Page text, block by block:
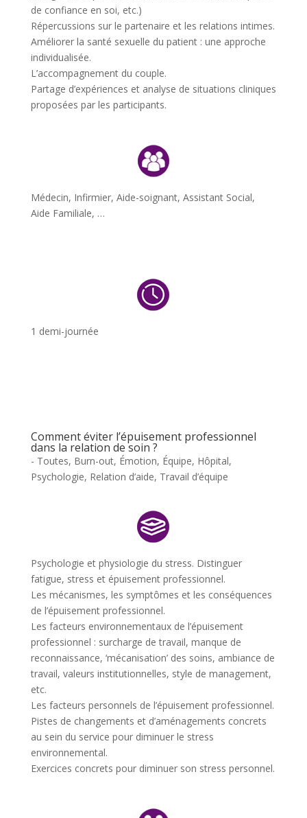
de confiance en soi, etc.)
Répercussions sur le partenaire et les relations intimes.
Améliorer la santé sexuelle du patient : une approche
individualisée.
L’accompagnement du couple.
Partage d’expériences et analyse de situations cliniques
proposées par les participants.
Médecin, Infirmier, Aide-soignant, Assistant Social,
Aide Familiale, …
1 demi-journée
Comment éviter l’épuisement professionnel
dans la relation de soin ?
- Toutes, Burn-out, Émotion, Équipe, Hôpital,
Psychologie, Relation d’aide, Travail d’équipe
Psychologie et physiologie du stress. Distinguer
fatigue, stress et épuisement professionnel.
Les mécanismes, les symptômes et les conséquences
de l’épuisement professionnel.
Les facteurs environnementaux de l’épuisement
professionnel : surcharge de travail, manque de
reconnaissance, ‘mécanisation’ des soins, ambiance de
travail, valeurs institutionnelles, style de management,
etc.
Les facteurs personnels de l’épuisement professionnel.
Pistes de changements et d’aménagements concrets
au sein du service pour diminuer le stress
environnemental.
Exercices concrets pour diminuer son stress personnel.